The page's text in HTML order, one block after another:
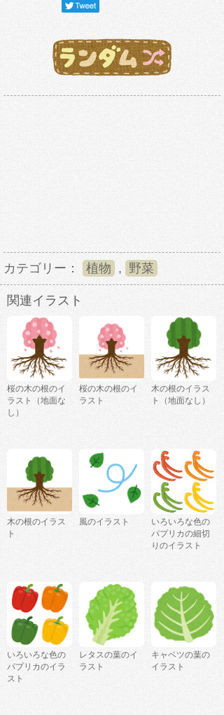
カテゴリー： 植物 , 野菜
関連イラスト
桜の木の根のイ
ラスト（地面な
し）
桜の木の根のイ
ラスト
木の根のイラス
ト（地面なし）
木の根のイラス
ト
風のイラスト
いろいろな色の
パプリカの細切
りのイラスト
いろいろな色の
パプリカのイラ
スト
レタスの葉のイ
ラスト
キャベツの葉の
イラスト